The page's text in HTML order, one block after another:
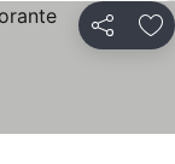
Partager